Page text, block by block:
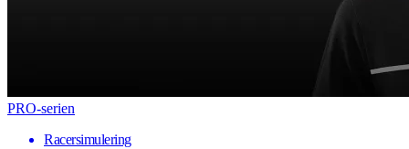
PRO-serien
Racersimulering